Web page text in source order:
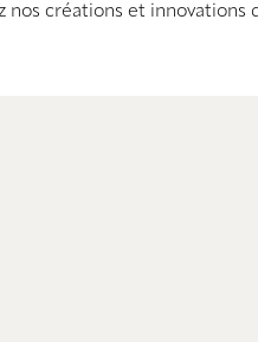
créations et innovations